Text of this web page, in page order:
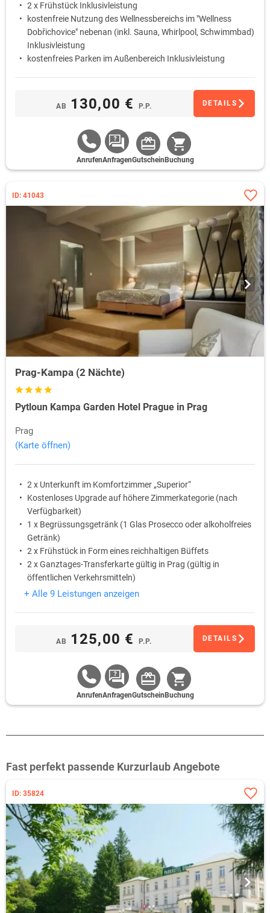
2 x Frühstück Inklusivleistung
kostenfreie Nutzung des Wellnessbereichs im "Wellness
Dobřichovice" nebenan (inkl. Sauna, Whirlpool, Schwimmbad)
Inklusivleistung
kostenfreies Parken im Außenbereich Inklusivleistung
AB 130,00 € P.P. DETAILS
AnrufenAnfragenGutschein Buchung
ID: 41043
Prag-Kampa (2 Nächte)
Pytloun Kampa Garden Hotel Prague in Prag
Prag
(Karte öffnen)
2 x Unterkunft im Komfortzimmer „Superior“
Kostenloses Upgrade auf höhere Zimmerkategorie (nach
Verfügbarkeit)
1 x Begrüssungsgetränk (1 Glas Prosecco oder alkoholfreies
Getränk)
2 x Frühstück in Form eines reichhaltigen Büffets
2 x Ganztages-Transferkarte gültig in Prag (gültig in
öffentlichen Verkehrsmitteln)
30% Rabatt auf die Grund- und Familieneintrittskarte in das
+ Alle 9 Leistungen anzeigen
AB 125,00 € P.P. DETAILS
AnrufenAnfragenGutschein Buchung
Fast perfekt passende Kurzurlaub Angebote
ID: 35824